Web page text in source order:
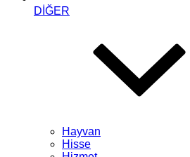
DİĞER
Hayvan
Hisse